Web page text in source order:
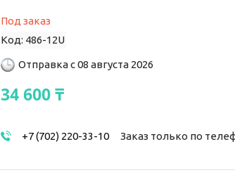
Под заказ
Код: 486-12U
Отправка с 08 августа 2026
34 600 ₸
+7 (702) 220-33-10 Заказ только по